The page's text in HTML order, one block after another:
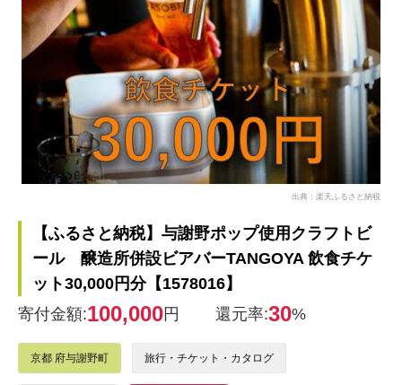
出典：楽天ふるさと納税
【ふるさと納税】与謝野ポップ使用クラフトビ
ール 醸造所併設ビアバーTANGOYA 飲食チケ
ット30,000円分【1578016】
寄付金額:100,000円 還元率:30%
京都 府与謝野町 旅行・チケット・カタログ